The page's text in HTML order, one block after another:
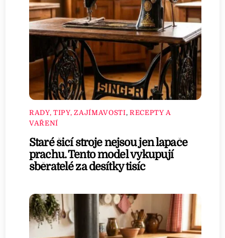
RADY, TIPY, ZAJÍMAVOSTI, RECEPTY A
VAŘENÍ
Staré šicí stroje nejsou jen lapače
prachu. Tento model vykupují
sběratelé za desítky tisíc